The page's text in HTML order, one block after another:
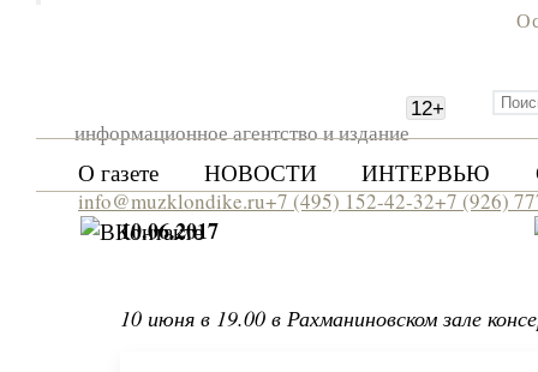
информационное агентство и издание
12+
О газете НОВОСТИ ИНТЕРВЬЮ
info@muzklondike.ru+7 (495) 152-42-32+7 (926)
10.06.2017
10 июня в 19.00 в Рахманиновском зале